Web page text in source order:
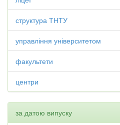
структура ТНТУ
управління університетом
факультети
центри
за датою випуску